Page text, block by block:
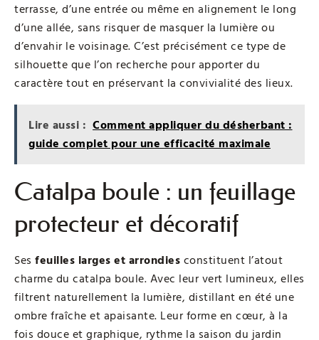
terrasse, d’une entrée ou même en alignement le long
d’une allée, sans risquer de masquer la lumière ou
d’envahir le voisinage. C’est précisément ce type de
silhouette que l’on recherche pour apporter du
caractère tout en préservant la convivialité des lieux.
Lire aussi : Comment appliquer du désherbant :
guide complet pour une efficacité maximale
Catalpa boule : un feuillage
protecteur et décoratif
Ses feuilles larges et arrondies constituent l’atout
charme du catalpa boule. Avec leur vert lumineux, elles
filtrent naturellement la lumière, distillant en été une
ombre fraîche et apaisante. Leur forme en cœur, à la
fois douce et graphique, rythme la saison du jardin